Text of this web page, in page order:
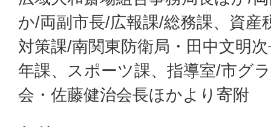
か/両副市長/広報課/総務課、資産
対策課/南関東防衛局・田中文明
年課、スポーツ課、指導室/市グ
会・佐藤健治会長ほかより寄附